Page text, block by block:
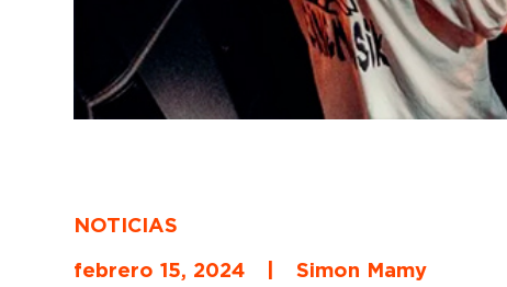
NOTICIAS
febrero 15, 2024
Simon Mamy